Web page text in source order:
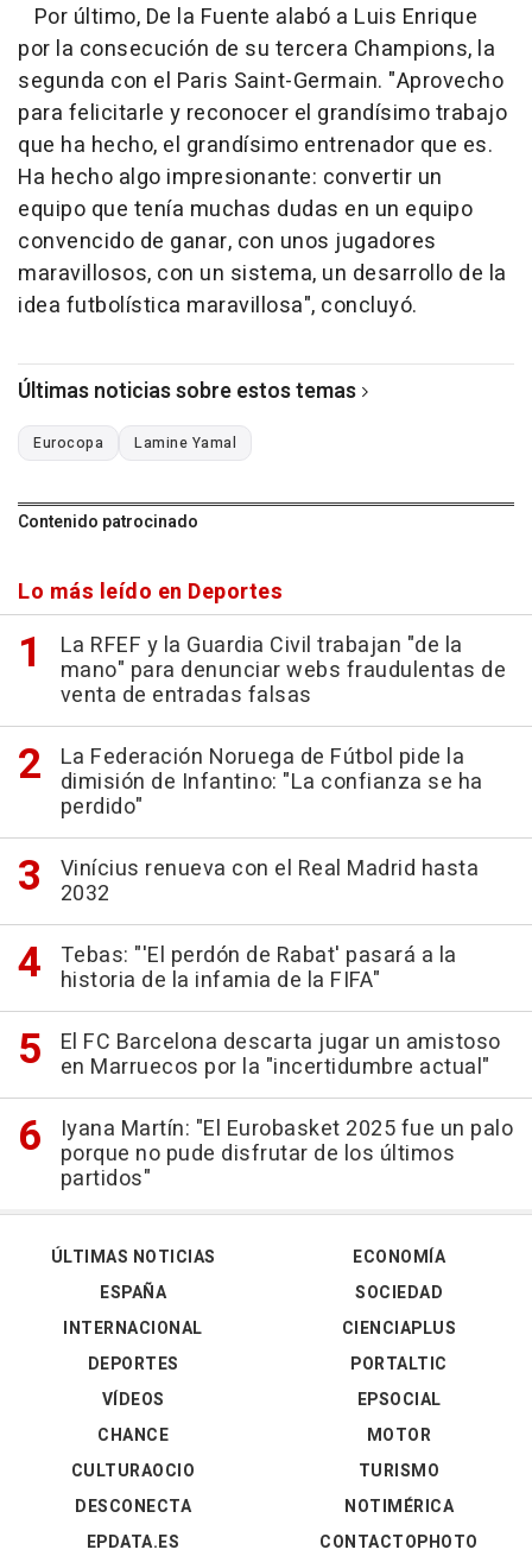
Por último, De la Fuente alabó a Luis Enrique
por la consecución de su tercera Champions, la
segunda con el Paris Saint-Germain. "Aprovecho
para felicitarle y reconocer el grandísimo trabajo
que ha hecho, el grandísimo entrenador que es.
Ha hecho algo impresionante: convertir un
equipo que tenía muchas dudas en un equipo
convencido de ganar, con unos jugadores
maravillosos, con un sistema, un desarrollo de la
idea futbolística maravillosa", concluyó.
Últimas noticias sobre estos temas
Eurocopa Lamine Yamal
Contenido patrocinado
Lo más leído en Deportes
La RFEF y la Guardia Civil trabajan "de la
mano" para denunciar webs fraudulentas de
venta de entradas falsas
La Federación Noruega de Fútbol pide la
dimisión de Infantino: "La confianza se ha
perdido"
Vinícius renueva con el Real Madrid hasta
2032
Tebas: "'El perdón de Rabat' pasará a la
historia de la infamia de la FIFA"
El FC Barcelona descarta jugar un amistoso
en Marruecos por la "incertidumbre actual"
Iyana Martín: "El Eurobasket 2025 fue un palo
porque no pude disfrutar de los últimos
partidos"
ÚLTIMAS NOTICIAS
ESPAÑA
INTERNACIONAL
DEPORTES
VÍDEOS
ECONOMÍA
SOCIEDAD
CIENCIAPLUS
PORTALTIC
EPSOCIAL
CHANCE
CULTURAOCIO
DESCONECTA
EPDATA.ES
MOTOR
TURISMO
NOTIMÉRICA
CONTACTOPHOTO